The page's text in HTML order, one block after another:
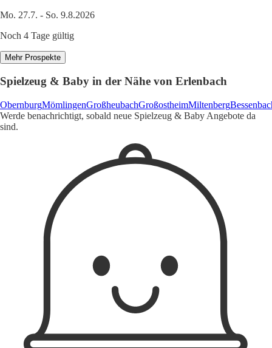
Mo. 27.7. - So. 9.8.2026
Noch 4 Tage gültig
Mehr Prospekte
Spielzeug & Baby in der Nähe von Erlenbach
ObernburgMömlingenGroßheubachGroßostheimMiltenberg
Werde benachrichtigt, sobald neue Spielzeug & Baby Angebote da
sind.